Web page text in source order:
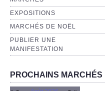
EXPOSITIONS
MARCHÉS DE NOËL
PUBLIER UNE
MANIFESTATION
PROCHAINS MARCHÉS